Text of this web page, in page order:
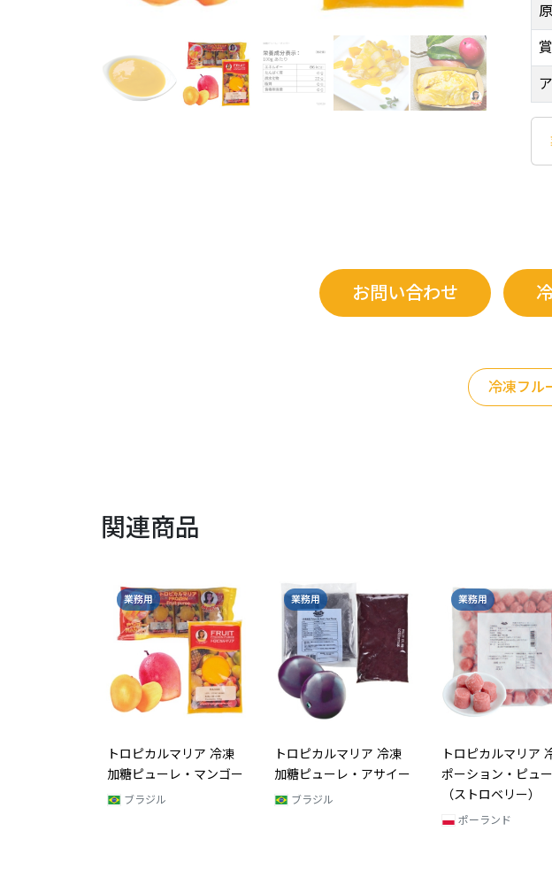
お問い合わせ
冷凍フル
関連商品
業務用
トロピカルマリア 冷凍
加糖ピューレ・アサイー
ブラジル
業務用
トロピカルマリア 冷凍
ポーション・ピューレ
（ストロベリー）
業務用
トロピカルマリア
ポーション・ピュ
（ココナッツ）
ポーランド